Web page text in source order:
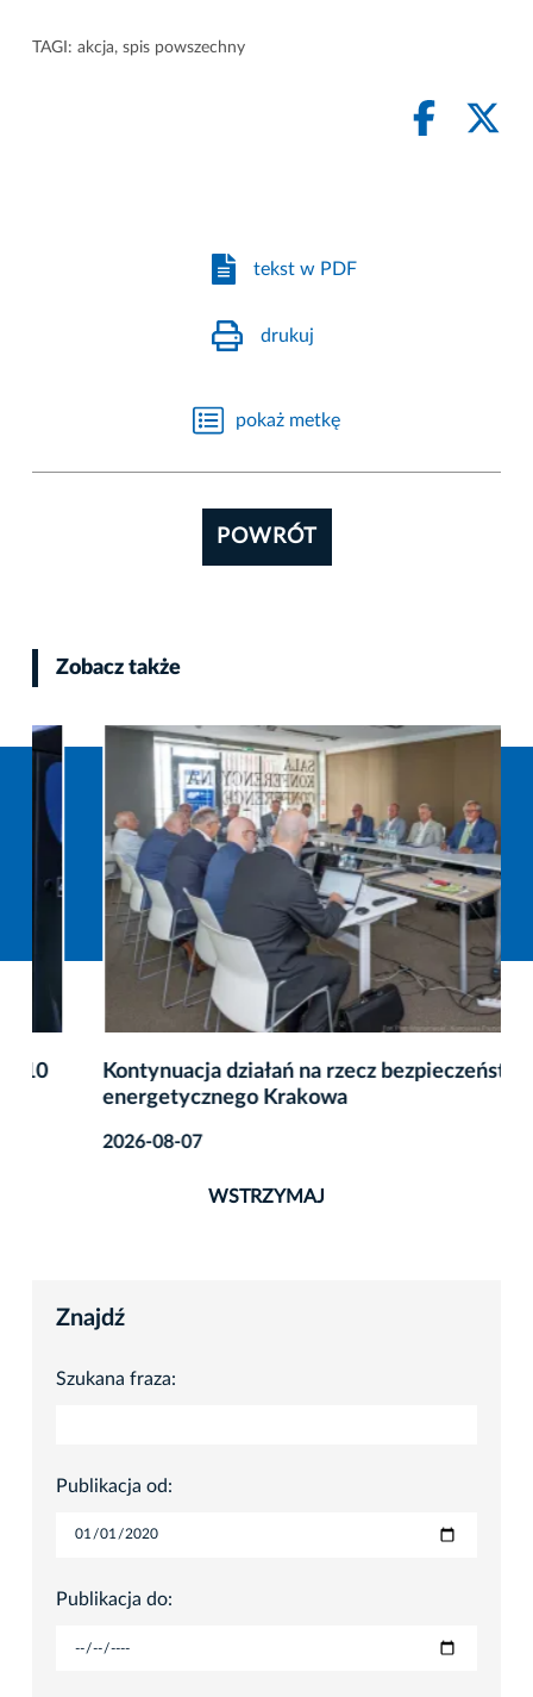
TAGI: akcja, spis powszechny
tekst w PDF
drukuj
pokaż metkę
POWRÓT
Zobacz także
Kontynuacja działań na rzecz bezpieczeństwa
energetycznego Krakowa
2026-08-07
WSTRZYMAJ
Znajdź
Szukana fraza:
Publikacja od:
Publikacja do: